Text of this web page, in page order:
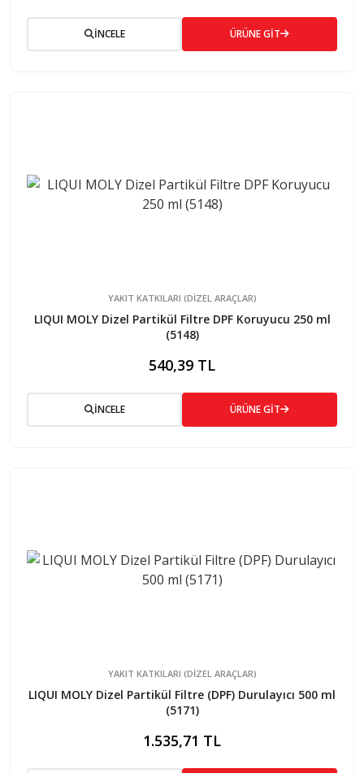
İNCELE ÜRÜNE GİT
YAKIT KATKILARI (DIZEL ARAÇLAR)
LIQUI MOLY Dizel Partikül Filtre DPF Koruyucu 250 ml
(5148)
540,39 TL
İNCELE ÜRÜNE GİT
YAKIT KATKILARI (DIZEL ARAÇLAR)
LIQUI MOLY Dizel Partikül Filtre (DPF) Durulayıcı 500 ml
(5171)
1.535,71 TL